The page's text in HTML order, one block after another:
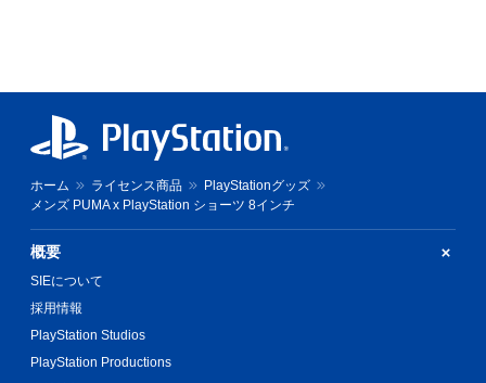
ホーム ライセンス商品
PlayStationグッズ
メンズ PUMA x PlayStation ショーツ 8インチ
概要
SIEについて
採用情報
PlayStation Studios
PlayStation Productions